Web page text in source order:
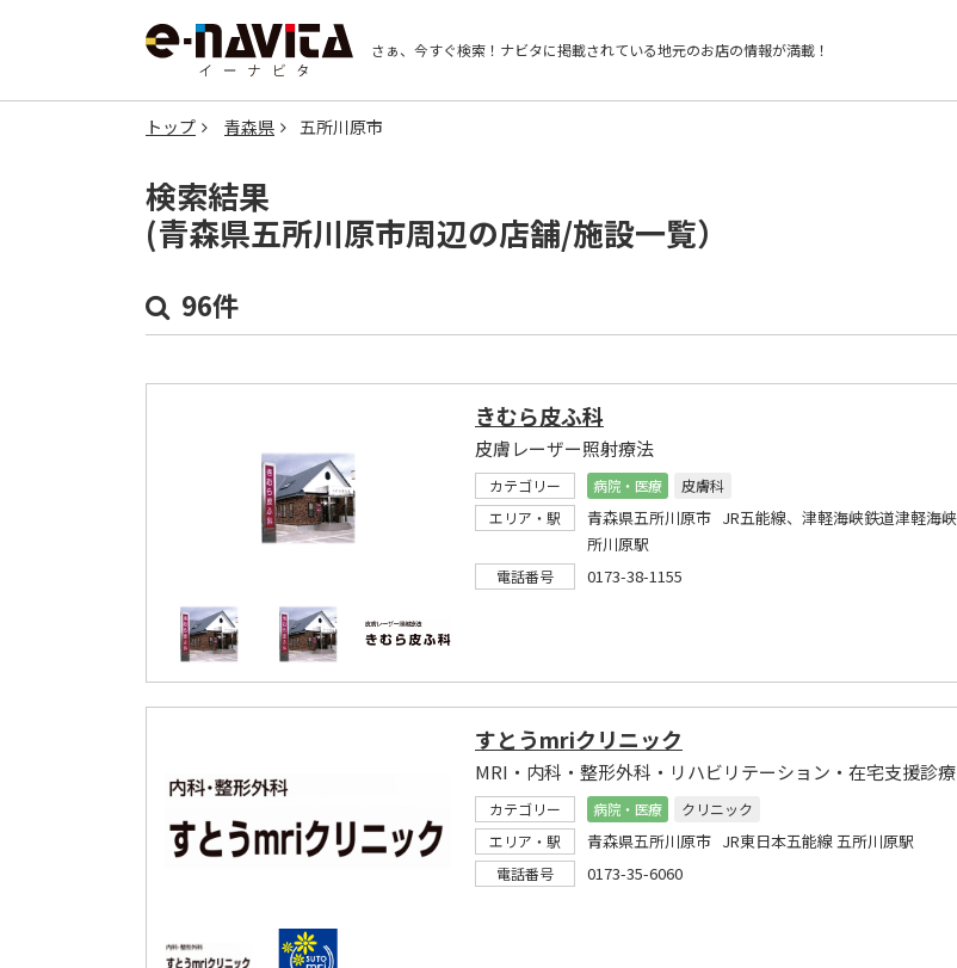
さぁ、今すぐ検索！ ナビタに掲載されている地元のお店の情報が満載！
トップ 青森県 五所川原市
検索結果
(青森県五所川原市周辺の店舗/施設一覧）
96件
きむら皮ふ科
皮膚レーザー照射療法
カテゴリー 病院・医療
皮膚科
エリア・駅
青森県五所川原市 JR五能線、津軽海峡鉄道津軽海
所川原駅
電話番号 0173-38-1155
すとうmriクリニック
MRI・内科・整形外科・リハビリテーション・在宅支援診
カテゴリー 病院・医療
クリニック
エリア・駅
青森県五所川原市 JR東日本五能線 五所川原駅
電話番号 0173-35-6060